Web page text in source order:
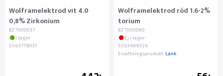
Wolframelektrod vit 4.0
0,8% Zirkonium
BZ7000037
I lager
5563779031
Wolframelektrod röd 1.6-2%
torium
BZ7000080
Ej i lager
5563489326
Ersättningsprodukt:Länk